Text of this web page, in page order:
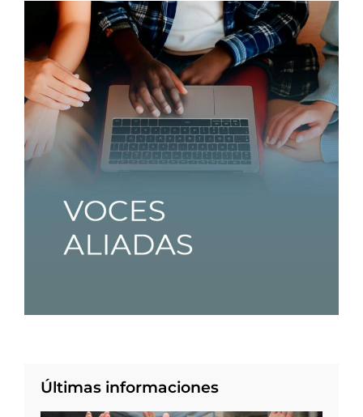
Últimas informaciones